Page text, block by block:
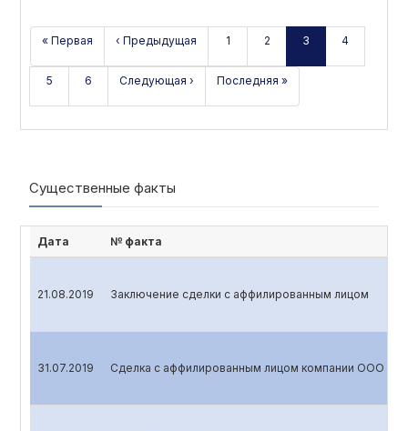
« Первая ‹ Предыдущая 1 2 3 4
5 6 Следующая › Последняя »
Существенные факты
Дата № факта
21.08.2019 Заключение сделки с аффилированным лицом
31.07.2019 Сделка с аффилированным лицом компании ООО